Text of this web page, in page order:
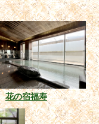
花の宿福寿